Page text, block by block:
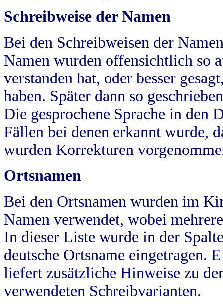
Schreibweise der Namen
Bei den Schreibweisen der
Namen wurden offensichtlich so
verstanden hat, oder besser
haben. Später dann so
Die gesprochene Sprache in
Fällen bei denen erkannt wurde,
wurden Korrekturen
Ortsnamen
Bei den Ortsnamen wurden im
Namen verwendet, wobei
In dieser Liste wurde in der
deutsche Ortsname eingetragen.
liefert zusätzliche Hinweise zu
verwendeten Schreibvarianten.